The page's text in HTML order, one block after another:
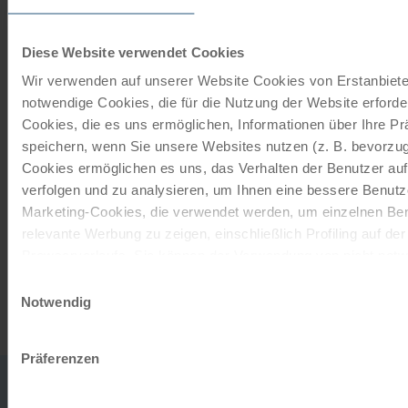
Diese Website verwendet Cookies
Wir verwenden auf unserer Website Cookies von
notwendige Cookies, die für die Nutzung der Website
Cookies, die es uns ermöglichen, Informationen über Ihre
speichern, wenn Sie unsere Websites nutzen (z. B.
Cookies ermöglichen es uns, das Verhalten der Benutzer
verfolgen und zu analysieren, um Ihnen eine bessere
Marketing-Cookies, die verwendet werden, um einzelnen
relevante Werbung zu zeigen, einschließlich Profiling auf
entscheiden, nur notwendige Cookies zu verwenden, indem
Impressum
Notwendig
Präferenzen
Mit einem Reisegutschein haben Sie
JETZT BESTELLEN
Newsletter abonnieren
TOP-Angebote, Aktionen - Immer auf dem